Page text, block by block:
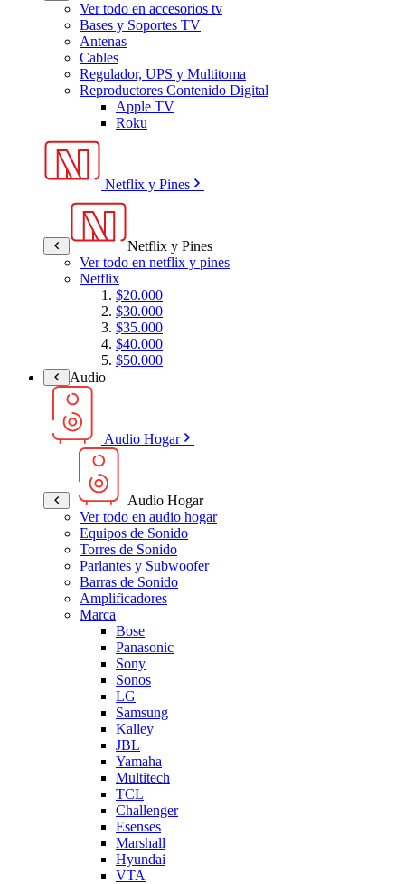
Ver todo en accesorios tv
Bases y Soportes TV
Antenas
Cables
Regulador, UPS y Multitoma
Reproductores Contenido Digital
Apple TV
Roku
Netflix y Pines
Netflix y Pines
Ver todo en netflix y pines
Netflix
$20.000
$30.000
$35.000
$40.000
$50.000
Audio
Audio Hogar
Audio Hogar
Ver todo en audio hogar
Equipos de Sonido
Torres de Sonido
Parlantes y Subwoofer
Barras de Sonido
Amplificadores
Marca
Bose
Panasonic
Sony
Sonos
LG
Samsung
Kalley
JBL
Yamaha
Multitech
TCL
Challenger
Esenses
Marshall
Hyundai
VTA